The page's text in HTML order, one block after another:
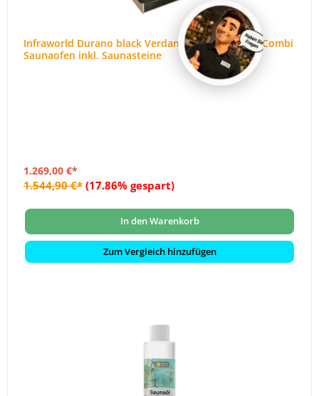
Infraworld Durano black Verdampferofen 7,5 kW Combi
Saunaofen inkl. Saunasteine
1.269,00 €*
1.544,90 €* (17.86% gespart)
In den Warenkorb
Zum Vergleich hinzufügen